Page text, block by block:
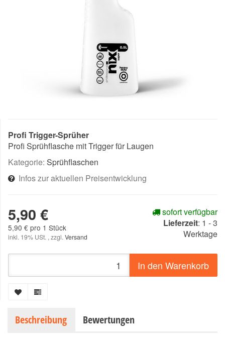
Profi Trigger-Sprüher
Profi Sprühflasche mit Trigger für Laugen
Kategorie: Sprühflaschen
Infos zur aktuellen Preisentwicklung
5,90 €
5,90 € pro 1 Stück
inkl. 19% USt. , zzgl. Versand
sofort verfügbar
Lieferzeit: 1 - 3
Werktage
In den Warenkorb
Beschreibung Bewertungen